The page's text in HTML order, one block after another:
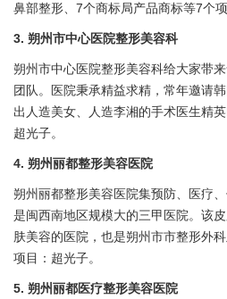
鼻部整形、7个商标局产品商标等7个
3. 朔州市中心医院整形美容科
朔州市中心医院整形美容科给大家带
团队。医院秉承精益求精，常年邀请
出人造美女、人造李湘的手术医生精
超光子。
4. 朔州丽都整形美容医院
朔州丽都整形美容医院集预防、医疗
是闽西南地区规模大的三甲医院。该
肤美容的医院，也是朔州市市整形外
项目：超光子。
5. 朔州丽都医疗整形美容医院